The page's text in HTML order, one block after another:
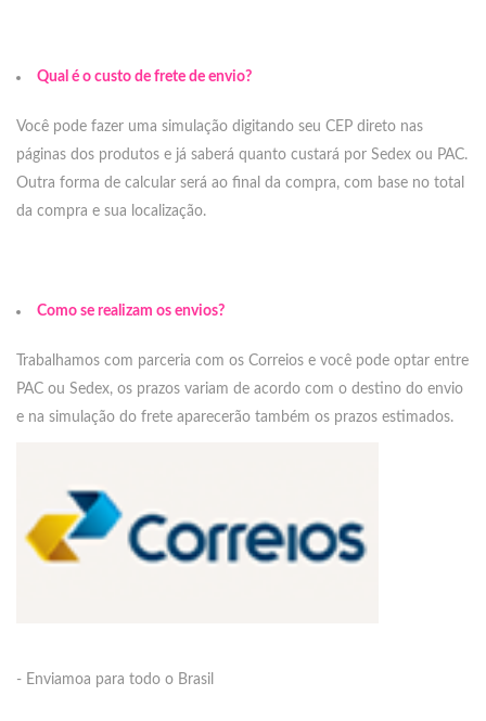
Qual é o custo de frete de envio?
Você pode fazer uma simulação digitando seu CEP direto nas
páginas dos produtos e já saberá quanto custará por Sedex ou PAC.
Outra forma de calcular será ao final da compra, com base no total
da compra e sua localização.
Como se realizam os envios?
Trabalhamos com parceria com os Correios e você pode optar entre
PAC ou Sedex, os prazos variam de acordo com o destino do envio
e na simulação do frete aparecerão também os prazos estimados.
- Enviamoa para todo o Brasil